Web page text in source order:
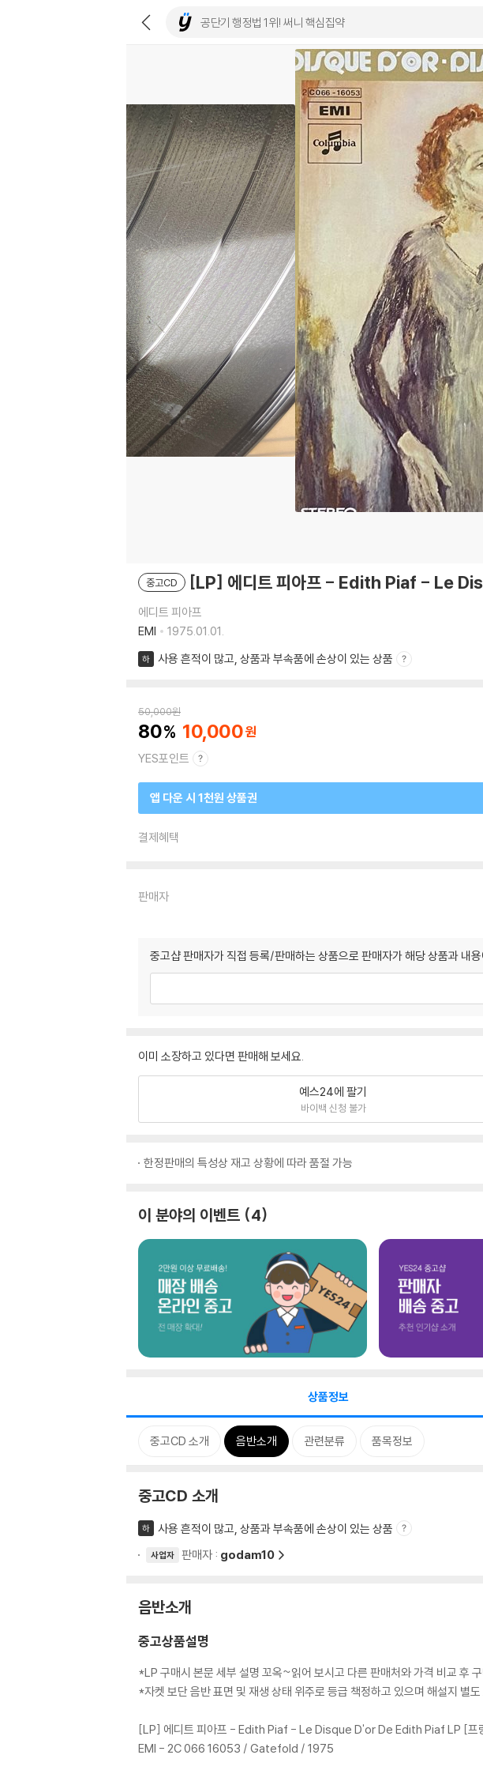
중고CD [LP] 에디트 피아프 - Edith Piaf - Le
에디트 피아프
EMI
1975.01.01.
하 사용 흔적이 많고, 상품과 부속품에 손상이 있는 상품
50,000원
80 10,000
YES포인트
앱 다운 시 1천원 상품권
결제혜택
판매자
중고샵 판매자가 직접 등록/판매하는 상품으로 판매자가 해당 상품과 내
이미 소장하고 있다면 판매해 보세요.
예스24에 팔기
바이백 신청 불가
한정판매의 특성상 재고 상황에 따라 품절 가능
이 분야의 이벤트 4
상품정보
중고CD 소개 음반소개 관련분류 품목정보
중고CD 소개
하 사용 흔적이 많고, 상품과 부속품에 손상이 있는 상품
사업자 판매자 : godam10
음반소개
중고상품설명
*LP 구매시 본문 세부 설명 꼬옥~읽어 보시고 다른 판매처와 가격 비교 후
*자켓 보단 음반 표면 및 재생 상태 위주로 등급 책정하고 있으며 해설지 별
[LP] 에디트 피아프 - Edith Piaf - Le Disque D'or De Edith Piaf LP [프
EMI - 2C 066 16053 / Gatefold / 1975